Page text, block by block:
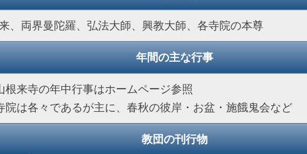
、両界曼陀羅、弘法大師、興教大師、各寺院の本尊
年間の主な行事
根来寺の年中行事はホームページ参照
院は各々であるが主に、春秋の彼岸・お盆・施餓鬼会など
教団の刊行物